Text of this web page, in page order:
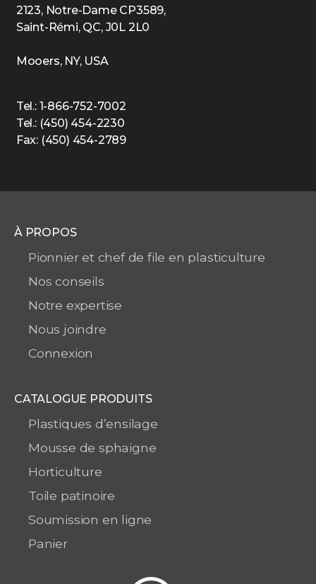
2123, Notre-Dame CP3589,
Saint-Rémi, QC, J0L 2L0
Mooers, NY, USA
Tel.: 1-866-752-7002
Tel.: (450) 454-2230
Fax: (450) 454-2789
À PROPOS
Pionnier et chef de file en plasticulture
Nos conseils
Notre expertise
Nous joindre
Connexion
CATALOGUE PRODUITS
Plastiques d’ensilage
Mousse de sphaigne
Horticulture
Toile patinoire
Soumission en ligne
Panier